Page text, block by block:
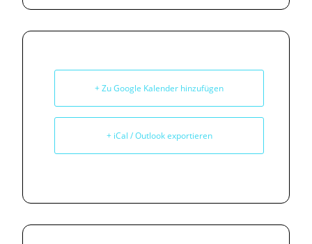
+ Zu Google Kalender hinzufügen
+ iCal / Outlook exportieren